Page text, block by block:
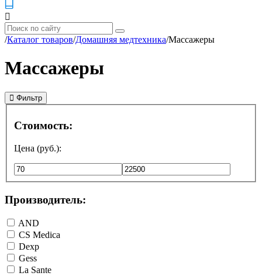
/Каталог товаров/Домашняя медтехника/Массажеры
Массажеры
Фильтр
Стоимость:
Цена (руб.):
Производитель:
AND
CS Medica
Dexp
Gess
La Sante